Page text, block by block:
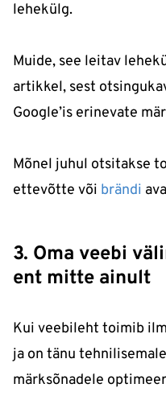
lehekülg.
Muide, see leitav
artikkel, sest
Google’is erinevate
Mõnel juhul otsitakse
ettevõtte või brändi
3. Oma veebi
ent mitte ainult
Kui veebileht toimib
ja on tänu
märksõnadele